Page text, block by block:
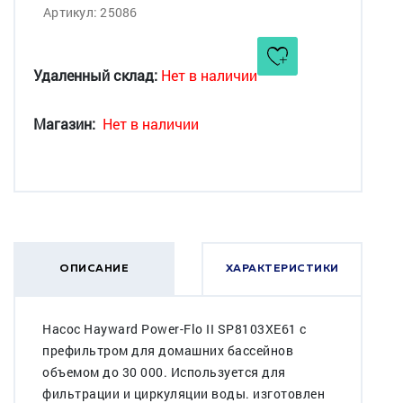
Артикул: 25086
Удаленный склад: Нет в наличии
Магазин: Нет в наличии
ОПИСАНИЕ ХАРАКТЕРИСТИКИ
Насос Hayward Power-Flo II SP8103XE61 c
префильтром для домашних бассейнов
объемом до 30 000. Используется для
фильтрации и циркуляции воды. изготовлен